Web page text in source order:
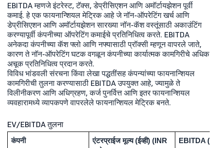
EBITDA म्हणजे इंटरेस्ट, टॅक्स, डेप्रीसिएशन आणि अमॉर्टायझेशन पूर्वी
कमाई. हे एक फायनान्शियल मेट्रिक आहे जे नॉन-ऑपरेटिंग खर्च आणि
डेप्रीसिएशन आणि अमॉर्टायझेशन सारख्या नॉन-कॅश वस्तूंसाठी अकाउंटिंग
करण्यापूर्वी कंपनीच्या ऑपरेटिंग कमाईचे प्रतिनिधित्व करते. EBITDA
अनेकदा कंपनीच्या कॅश फ्लो आणि नफ्यासाठी प्रॉक्सी म्हणून वापरले जाते,
कारण ते नॉन-ऑपरेटिंग घटक वगळून कंपनीच्या कार्यात्मक कामगिरीचे अधिक
अचूक प्रतिनिधित्व प्रदान करते.
विविध भांडवली संरचना किंवा लेखा पद्धतींसह कंपन्यांच्या फायनान्शियल
कामगिरीची तुलना करण्यासाठी EBITDA उपयुक्त आहे, ज्यामुळे ते
विलीनीकरण आणि अधिग्रहण, कर्ज पुनर्वित्त आणि इतर फायनान्शियल
व्यवहारामध्ये व्यापकपणे वापरलेले फायनान्शियल मेट्रिक बनते.
EV/EBITDA तुलना
कंपनी
एंटरप्राईज मूल्य (ईव्ही) (INR
EBITDA